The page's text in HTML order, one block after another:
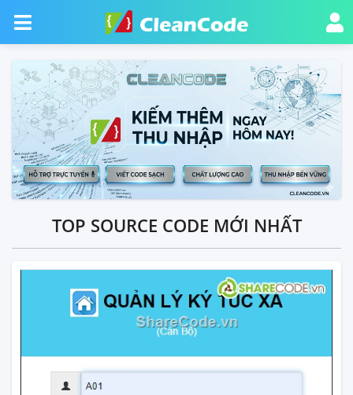
TOP SOURCE CODE MỚI NHẤT